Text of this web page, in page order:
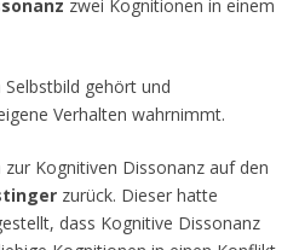
zwei Kognitionen in einem
gehört und
Verhalten wahrnimmt.
Kognitiven Dissonanz auf den
zurück. Dieser hatte
dass Kognitive Dissonanz